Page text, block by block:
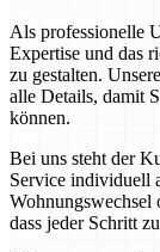
Als professionelle
Expertise und das
zu gestalten.
alle Details, damit
können.
Bei uns steht der
Service individuell
Wohnungswechsel
dass jeder Schritt